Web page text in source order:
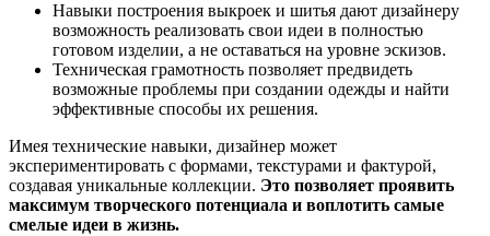
Навыки построения выкроек и шитья дают дизайнеру
возможность реализовать свои идеи в полностью
готовом изделии, а не оставаться на уровне эскизов.
Техническая грамотность позволяет предвидеть
возможные проблемы при создании одежды и найти
эффективные способы их решения.
Имея технические навыки, дизайнер может
экспериментировать с формами, текстурами и фактурой,
создавая уникальные коллекции. Это позволяет проявить
максимум творческого потенциала и воплотить самые
смелые идеи в жизнь.